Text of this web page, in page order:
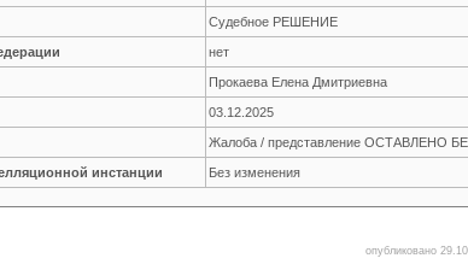
Судебное РЕШЕНИЕ
нет
Прокаева Елена Дмитриевна
03.12.2025
Жалоба / представление ОСТАВЛЕНО
инстанции Без изменения
опубликовано